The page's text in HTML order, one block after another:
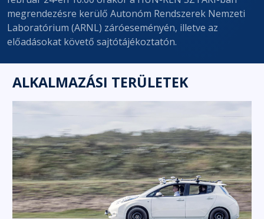
megrendezésre kerülő Autonóm Rendszerek Nemzeti
Laboratórium (ARNL) záróeseményén, illetve az
előadásokat követő sajtótájékoztatón.
ALKALMAZÁSI TERÜLETEK